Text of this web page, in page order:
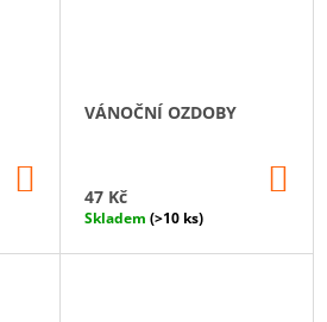
KOŠÍKU
VÁNOČNÍ OZDOBY
47 Kč
Skladem (>10 ks)